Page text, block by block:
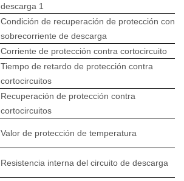
descarga 1
Condición de recuperación de protección
sobrecorriente de descarga
Corriente de protección contra cortocircuito
Tiempo de retardo de protección contra
cortocircuitos
Recuperación de protección contra
cortocircuitos
Valor de protección de temperatura
Resistencia interna del circuito de descarga